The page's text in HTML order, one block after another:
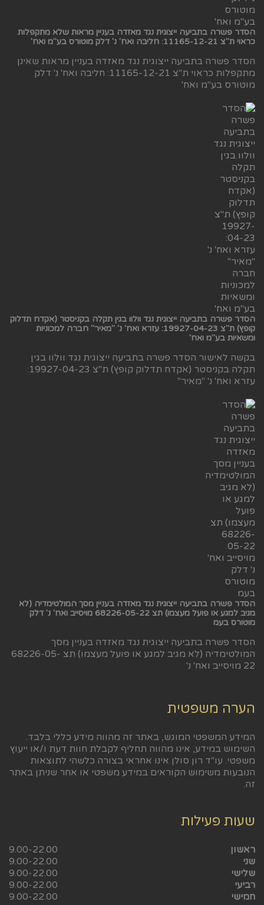
הסדר פשרה בתביעה ייצוגית נגד מאזדה בעניין מראות שלא מתקפלות
כראוי ת"צ 11165-12-21: חליבה ואח' נ' דלק מוטורס בע"מ ואח'
הסדר פשרה בתביעה ייצוגית נגד מאזדה בעניין מראות שאינן
מתקפלות כראוי ת"צ 11165-12-21: חליבה ואח' נ' דלק
מוטורס בע"מ ואח'
הסדר פשרה בתביעה ייצוגית נגד וולוו בגין תקלה בקניסטר (אקדח תדלוק
קופץ) ת"צ 19927-04-23: עזרא ואח' נ' "מאיר" חברה למכוניות
ומשאיות בע"מ ואח'
בקשה לאישור הסדר פשרה בתביעה ייצוגית נגד וולוו בגין
תקלה בקניסטר (אקדח תדלוק קופץ) ת"צ 19927-04-23:
עזרא ואח' נ' "מאיר"
הסדר פשרה בתביעה ייצוגית נגד מאזדה בעניין מסך המולטימדיה (לא
מגיב למגע או פועל מעצמו) תצ 68226-05-22 מויסייב ואח' נ' דלק
מוטורס בעמ
הסדר פשרה בתביעה ייצוגית נגד מאזדה בעניין מסך
המולטימדיה (לא מגיב למגע או פועל מעצמו) תצ 68226-05-
22 מויסייב ואח' נ'
הערה משפטית
המידע המשפטי המוגש, באתר זה מהווה מידע כללי בלבד.
השימוש במידע, אינו מהווה תחליף לקבלת חוות דעת ו/או ייעוץ
משפטי. עו"ד רון סולן אינו אחראי בצורה כלשהי לתוצאות
הנובעות משימוש הקוראים במידע משפטי או אחר שניתן באתר
זה.
שעות פעילות
ראשון
9.00-22.00
שני
9.00-22.00
שלישי
9.00-22.00
רביעי
9.00-22.00
חמישי
9.00-22.00